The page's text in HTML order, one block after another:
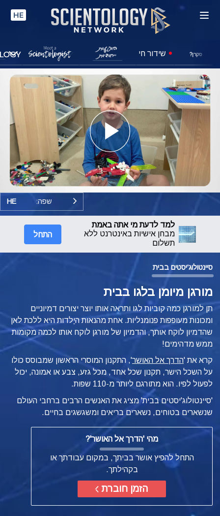
HE
סקרן? שידור חי
Play
Video
שפה: HE
למד לדעת מי אתה באמת
מבחן אישיות באינטרנט ללא
תשלום
התחל
סיינטולוג'יסטים בבית
מורגן מיומן בלגו בבית
תן למורגן כמה קוביות לגו ותראה אותו יוצר יצורים דמיוניים
ומכונות מעופפות פנומנליות. אחת מהנאות היַלדות היא ללכת לאן
שהדמיון לוקח אותך, והדמיון של מורגן לוקח אותו לכמה מקומות
ממש מדהימים!
קרא את 'הדרך אל האושר', התקנון המוסרי הראשון שמבוסס כולו
על השכל הישר, תקנון שכל אחד, מכל גזע, צבע או אמונה, יכול
לפעול לפיו. הוא מתורגם ליותר מ-110 שפות.
'סיינטולוג'יסטים בבית' מציג את האנשים הרבים ברחבי העולם
שנשארים בטוחים, נשארים בריאים ומשגשגים בחיים.
מהי 'הדרך אל האושר'?
התחל להפיץ אושר בביתך, במקום עבודתך או
בקהילתך.
הזמן חוברת